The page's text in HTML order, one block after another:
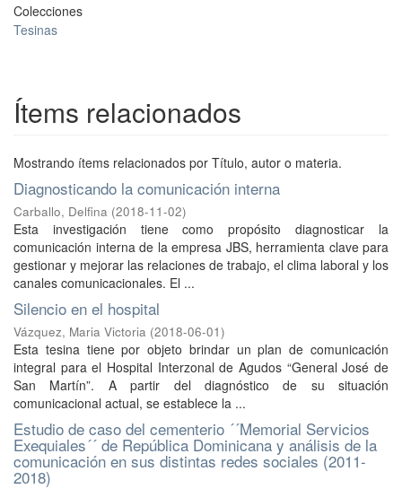
Colecciones
Tesinas
Ítems relacionados
Mostrando ítems relacionados por Título, autor o materia.
Diagnosticando la comunicación interna
Carballo, Delfina (2018-11-02)
Esta investigación tiene como propósito diagnosticar la
comunicación interna de la empresa JBS, herramienta clave para
gestionar y mejorar las relaciones de trabajo, el clima laboral y los
canales comunicacionales. El ...
Silencio en el hospital
Vázquez, Maria Victoria (2018-06-01)
Esta tesina tiene por objeto brindar un plan de comunicación
integral para el Hospital Interzonal de Agudos “General José de
San Martín”. A partir del diagnóstico de su situación
comunicacional actual, se establece la ...
Estudio de caso del cementerio ´´Memorial Servicios
Exequiales´´ de República Dominicana y análisis de la
comunicación en sus distintas redes sociales (2011-
2018)